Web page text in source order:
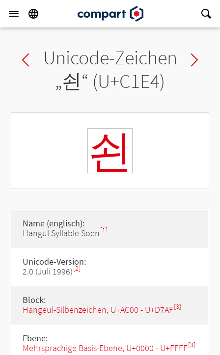
Previous char
Unicode-Zeichen
„쇤“ (U+C1E4)
쇤
Name (englisch):
Hangul Syllable Soen [1]
Unicode-Version:
2.0 (Juli 1996)[2]
Block:
Hangeul-Silbenzeichen, U+AC00 - U+D7AF[3]
Ebene:
Mehrsprachige Basis-Ebene, U+0000 - U+FFFF[3]